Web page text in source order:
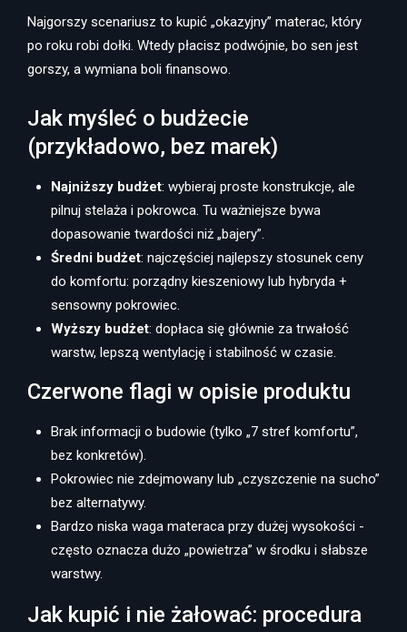
Najgorszy scenariusz to kupić „okazyjny” materac, który
po roku robi dołki. Wtedy płacisz podwójnie, bo sen jest
gorszy, a wymiana boli finansowo.
Jak myśleć o budżecie
(przykładowo, bez marek)
Najniższy budżet: wybieraj proste konstrukcje, ale
pilnuj stelaża i pokrowca. Tu ważniejsze bywa
dopasowanie twardości niż „bajery”.
Średni budżet: najczęściej najlepszy stosunek ceny
do komfortu: porządny kieszeniowy lub hybryda +
sensowny pokrowiec.
Wyższy budżet: dopłaca się głównie za trwałość
warstw, lepszą wentylację i stabilność w czasie.
Czerwone flagi w opisie produktu
Brak informacji o budowie (tylko „7 stref komfortu”,
bez konkretów).
Pokrowiec nie zdejmowany lub „czyszczenie na sucho”
bez alternatywy.
Bardzo niska waga materaca przy dużej wysokości -
często oznacza dużo „powietrza” w środku i słabsze
warstwy.
Jak kupić i nie żałować: procedura